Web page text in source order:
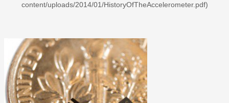
content/uploads/2014/01/HistoryOfTheAccelerometer.pdf)